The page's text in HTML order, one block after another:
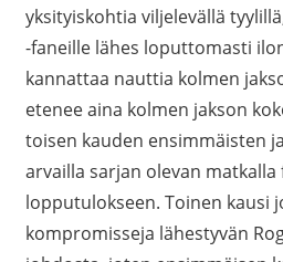
yksityiskohtia viljelevällä
-faneille lähes loputtomasti
kannattaa nauttia kolmen
etenee aina kolmen jakson
toisen kauden ensimmäisten
arvailla sarjan olevan
lopputulokseen. Toinen kausi
kompromisseja lähestyvän